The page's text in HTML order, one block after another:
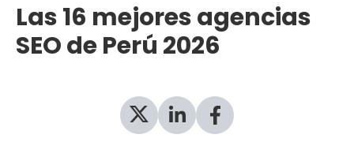
Las 16 mejores agencias
SEO de Perú 2026